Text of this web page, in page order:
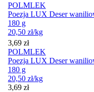
POLMLEK
Poezja LUX Deser
180 g
20,50 zł/kg
Cena
3,69 zł
POLMLEK
Poezja LUX Deser
180 g
20,50 zł/kg
Cena
3,69 zł